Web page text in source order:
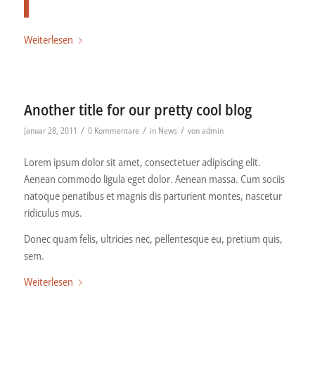
Weiterlesen
Another title for our pretty cool blog
Januar 28, 2011 / 0 Kommentare / in News / vonadmin
Lorem ipsum dolor sit amet, consectetuer adipiscing elit.
Aenean commodo ligula eget dolor. Aenean massa. Cum sociis
natoque penatibus et magnis dis parturient montes, nascetur
ridiculus mus.
Donec quam felis, ultricies nec, pellentesque eu, pretium quis,
sem.
Weiterlesen